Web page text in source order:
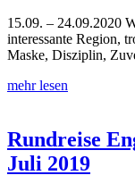
15.09. – 24.09.2020
interessante Region,
Maske, Disziplin,
mehr lesen
Rundreise
Juli 2019